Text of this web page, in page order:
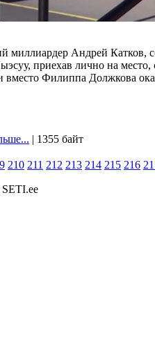
миллиардер Андрей Катков,
приехав лично на
вместо Филиппа Должкова
| 1355 байт
210 211 212 213 214 215 216
SETI.ee